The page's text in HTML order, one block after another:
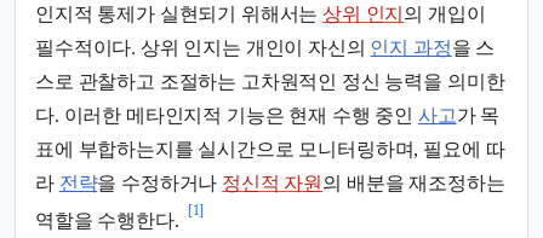
인지적 통제가 실현되기 위해서는상위 인지 의 개입이
필수적이다. 상위 인지는 개인이 자신의 인지 과정을 스
스로 관찰하고 조절하는 고차원적인 정신 능력을 의미한
다. 이러한 메타인지적 기능은 현재 수행 중인 사고가 목
표에 부합하는지를 실시간으로 모니터링하며, 필요에 따
라 전략을 수정하거나 정신적 자원 의 배분을 재조정하는
역할을 수행한다.
[1]